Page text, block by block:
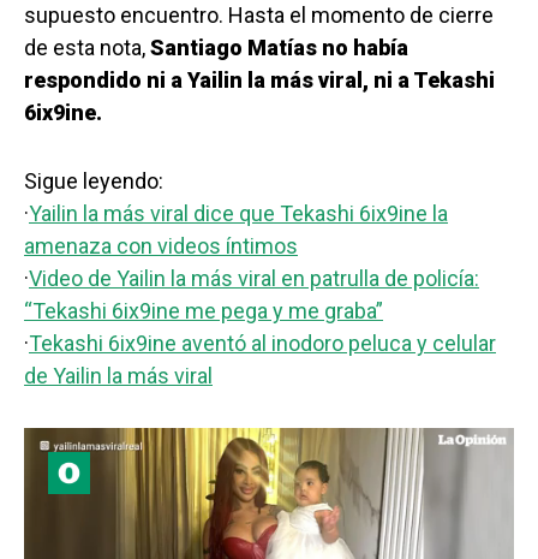
supuesto encuentro. Hasta el momento de cierre
de esta nota,Santiago Matías no había
respondido ni a Yailin la más viral, ni a Tekashi
6ix9ine.
Sigue leyendo:
·Yailin la más viral dice que Tekashi 6ix9ine la
amenaza con videos íntimos
·Video de Yailin la más viral en patrulla de policía:
“Tekashi 6ix9ine me pega y me graba”
·Tekashi 6ix9ine aventó al inodoro peluca y celular
de Yailin la más viral